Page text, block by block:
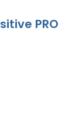
PRO